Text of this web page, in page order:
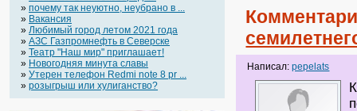
» почему так неуютно, неубрано в ...
» Вакансия
» Любимый город летом 2021 года
» АЗС Газпромнефть в Северске
» Театр "Наш мир" приглашает!
» Новогодняя минута славы
» Утерен телефон Redmi note 8 pr ...
» розыгрыш или хулиганство?
Написал:pepelats